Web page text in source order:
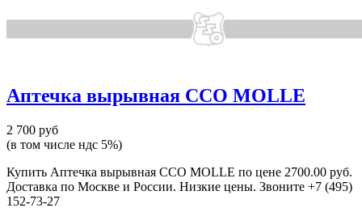
Аптечка вырывная ССО MOLLE
2 700 руб
(в том числе ндс 5%)
Купить Аптечка вырывная ССО MOLLE по цене 2700.00 руб.
Доставка по Москве и России. Низкие цены. Звоните +7 (495)
152-73-27